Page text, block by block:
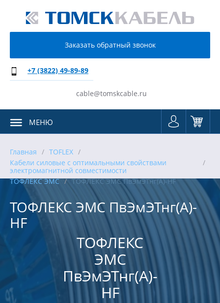
Заказать обратный звонок
+7 (3822) 49-89-89
cable@tomskcable.ru
МЕНЮ
Главная
TOFLEX
Кабели силовые с оптимальными свойствами
электромагнитной совместимости
ТОФЛЕКС ЭМС
ТОФЛЕКС ЭМС ПвЭмЭТнг(А)-HF
ТОФЛЕКС ЭМС ПвЭмЭТнг(А)-
HF
ТОФЛЕКС
ЭМС
ПвЭмЭТнг(А)-
HF